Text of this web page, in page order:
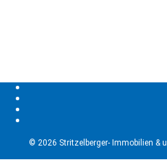
© 2026 Stritzelberger- Immobilien &